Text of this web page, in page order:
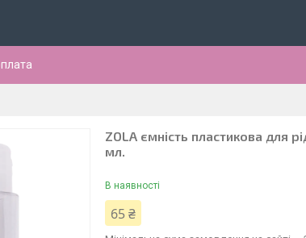
ZOLA ємність пластикова для
мл.
В наявності
65 ₴